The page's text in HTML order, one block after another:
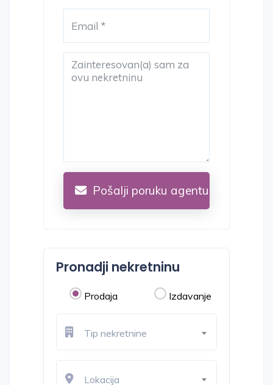
Pošalji poruku agentu
Pronadji nekretninu
Prodaja Izdavanje
Tip nekretnine
Lokacija